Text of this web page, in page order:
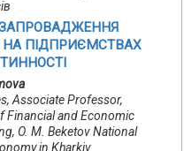
НА ПІДПРИЄМСТВАХ
Associate Professor,
Financial and Economic
O. M. Beketov National
in Kharkiv